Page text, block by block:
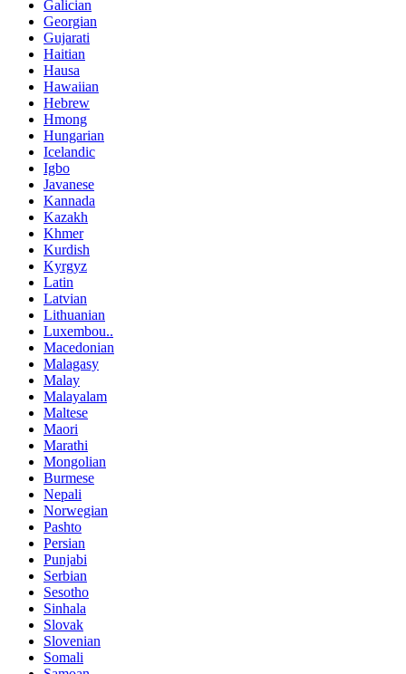
Galician
Georgian
Gujarati
Haitian
Hausa
Hawaiian
Hebrew
Hmong
Hungarian
Icelandic
Igbo
Javanese
Kannada
Kazakh
Khmer
Kurdish
Kyrgyz
Latin
Latvian
Lithuanian
Luxembou..
Macedonian
Malagasy
Malay
Malayalam
Maltese
Maori
Marathi
Mongolian
Burmese
Nepali
Norwegian
Pashto
Persian
Punjabi
Serbian
Sesotho
Sinhala
Slovak
Slovenian
Somali